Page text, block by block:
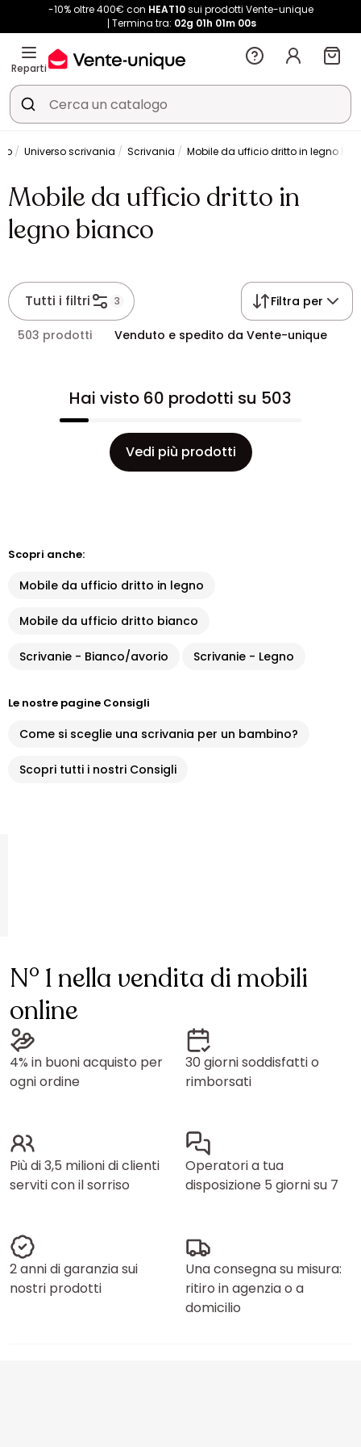
-10% oltre 400€ con HEAT10sui prodotti Vente-unique
Termina tra: 02g 01h 01m 00s
Reparti
Universo scrivania Scrivania Mobile da ufficio dritto in legno
Mobile da ufficio dritto in
legno bianco
Tutti i filtri 3 Filtra per
503 prodotti Venduto e spedito da Vente-unique
Hai visto 60 prodotti su 503
Vedi più prodotti
Scopri anche:
Mobile da ufficio dritto in legno
Mobile da ufficio dritto bianco
Scrivanie - Bianco/avorio Scrivanie - Legno
Le nostre pagine Consigli
Come si sceglie una scrivania per un bambino?
Scopri tutti i nostri Consigli
N° 1 nella vendita di mobili
online
4% in buoni acquisto per
ogni ordine
30 giorni soddisfatti o
rimborsati
Più di 3,5 milioni di clienti
serviti con il sorriso
Operatori a tua
disposizione 5 giorni su 7
2 anni di garanzia sui
nostri prodotti
Una consegna su misura:
ritiro in agenzia o a
domicilio